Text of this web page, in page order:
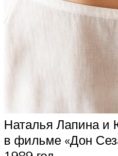
Наталья Лапина и
в фильме «Дон